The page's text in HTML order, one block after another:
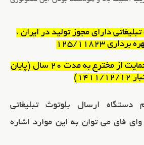
دارای مجوز تولید در ایران ،
125/11823
دارای ثبت اختراع و حمایت از مخترع به مدت 20 سال (پایان
12/12)
ارسال بلوتوث تبلیغاتی
وای فای می توان به این موارد اشاره